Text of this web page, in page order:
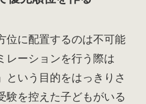
位に配置するのは不可能
レーションを行う際は
という目的をはっきりさ
験を控えた子どもがいる